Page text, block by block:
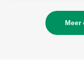
Meer